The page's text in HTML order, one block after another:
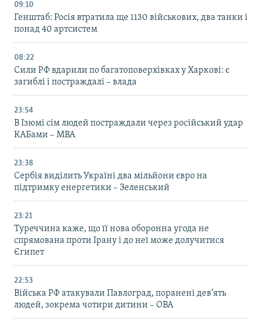
09:10
Генштаб: Росія втратила ще 1130 військових, два танки і
понад 40 артсистем
08:22
Сили РФ вдарили по багатоповерхівках у Харкові: є
загиблі і постраждалі – влада
23:54
В Ізюмі сім людей постраждали через російський удар
КАБами – МВА
23:38
Сербія виділить Україні два мільйони євро на
підтримку енергетики – Зеленський
23:21
Туреччина каже, що її нова оборонна угода не
спрямована проти Ірану і до неї може долучитися
Єгипет
22:53
Війська РФ атакували Павлоград, поранені дев’ять
людей, зокрема чотири дитини – ОВА